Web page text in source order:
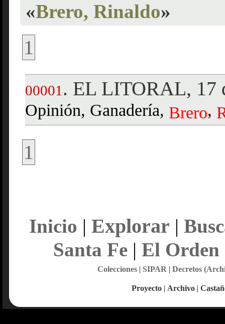
«Brero, Rinaldo»
1
00001 . EL LITORAL, 17
Opinión, Ganadería, Brero,
1
Inicio | Explorar |
Santa Fe| El Orden
Colecciones| SIPAR | Decretos
Proyecto | Archivo |